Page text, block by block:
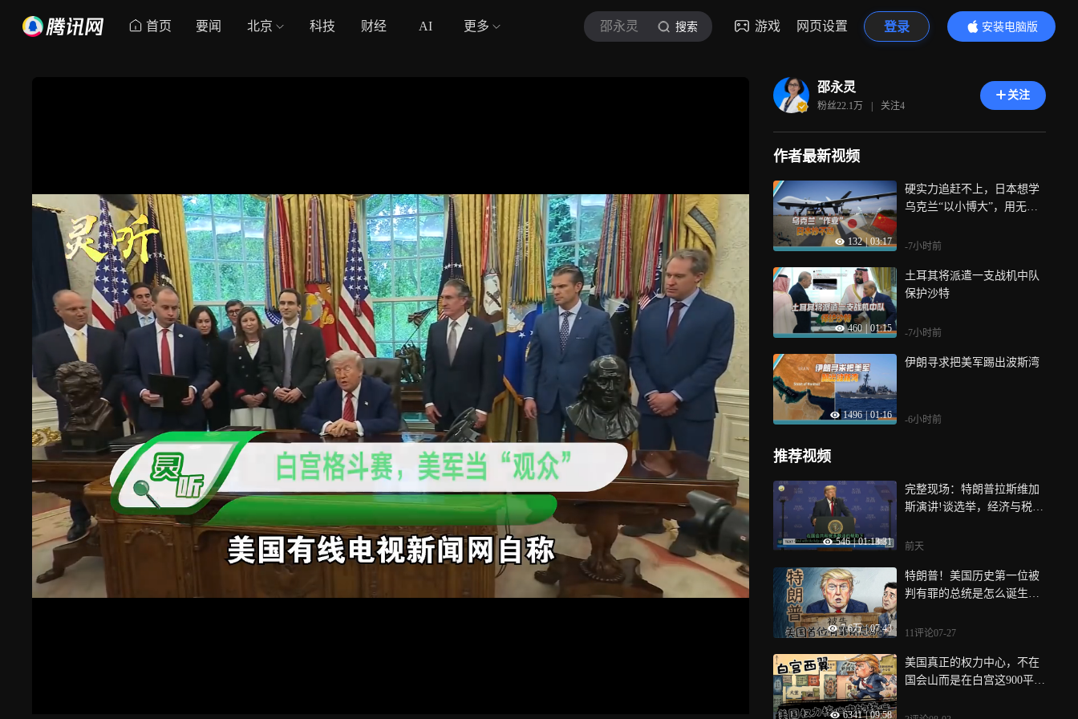
首页 要闻 北京 科技 财经 AI 更多 邵永灵 搜索 游戏 网页设置 登录
安装电脑版
内容更精彩
邵永灵
粉丝22.1万 | 关注4
关注
作者最新视频
132 | 03:17
硬实力追赶不上，日本想学
乌克兰“以小博大”，用无人
-7小时前
460 01:15
土耳其将派遣一支战机中队
保护沙特
-7小时前
1496 | 01:16
伊朗寻求把美军踢出波斯湾
-6小时前
推荐视频
546 | 01:13:31
完整现场：特朗普拉斯维加
斯演讲!谈选举，经济与税
价，伊朗与外交等
前天
7.6万 | 07:43
特朗普！美国历史第一位被
判有罪的总统是怎么诞生
11评论07-27
6341 | 09:58
美国真正的权力中心，不在
国会山而是在白宫这900平方